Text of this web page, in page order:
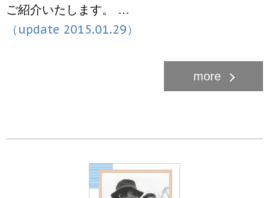
ご紹介いたします。 …
（update 2015.01.29）